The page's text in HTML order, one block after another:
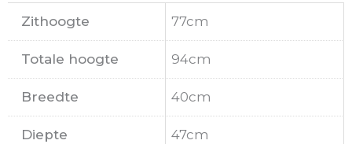
Zithoogte 77cm
Totale hoogte 94cm
Breedte 40cm
Diepte 47cm